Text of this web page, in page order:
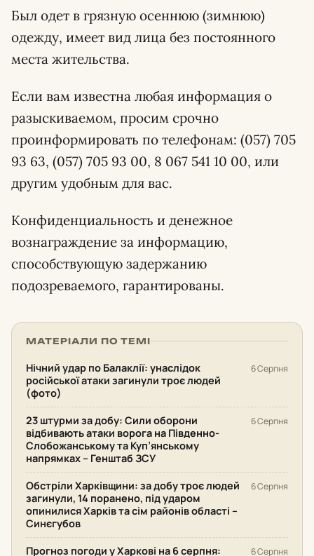
Был одет в грязную осеннюю (зимнюю)
одежду, имеет вид лица без постоянного
места жительства.
Если вам известна любая информация о
разыскиваемом, просим срочно
проинформировать по телефонам: (057) 705
93 63, (057) 705 93 00, 8 067 541 10 00, или
другим удобным для вас.
Конфиденциальность и денежное
вознаграждение за информацию,
способствующую задержанию
подозреваемого, гарантированы.
МАТЕРІАЛИ ПО ТЕМІ
Нічний удар по Балаклії: унаслідок
російської атаки загинули троє людей
(фото)
6 Серпня
23 штурми за добу: Сили оборони
відбивають атаки ворога на Південно-
Слобожанському та Куп’янському
напрямках – Генштаб ЗСУ
6 Серпня
Обстріли Харківщини: за добу троє людей
загинули, 14 поранено, під ударом
опинилися Харків та сім районів області –
Синєгубов
6 Серпня
Прогноз погоди у Харкові на 6 серпня:
6 Серпня